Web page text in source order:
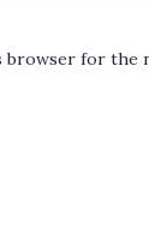
browser for the